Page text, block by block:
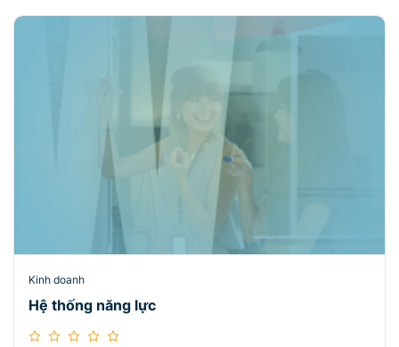
Kinh doanh
Hệ thống năng lực